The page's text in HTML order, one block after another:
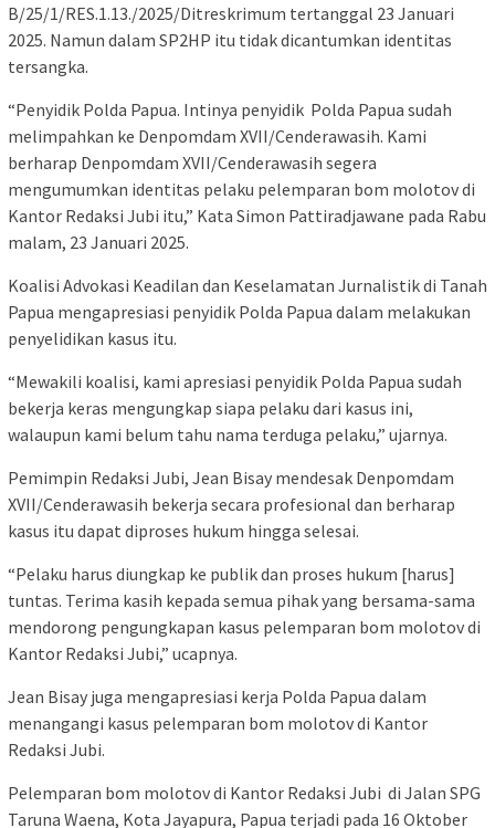
B/25/1/RES.1.13./2025/Ditreskrimum tertanggal 23 Januari
2025. Namun dalam SP2HP itu tidak dicantumkan identitas
tersangka.
“Penyidik Polda Papua. Intinya penyidik Polda Papua sudah
melimpahkan ke Denpomdam XVII/Cenderawasih. Kami
berharap Denpomdam XVII/Cenderawasih segera
mengumumkan identitas pelaku pelemparan bom molotov di
Kantor Redaksi Jubi itu,” Kata Simon Pattiradjawane pada Rabu
malam, 23 Januari 2025.
Koalisi Advokasi Keadilan dan Keselamatan Jurnalistik di Tanah
Papua mengapresiasi penyidik Polda Papua dalam melakukan
penyelidikan kasus itu.
“Mewakili koalisi, kami apresiasi penyidik Polda Papua sudah
bekerja keras mengungkap siapa pelaku dari kasus ini,
walaupun kami belum tahu nama terduga pelaku,” ujarnya.
Pemimpin Redaksi Jubi, Jean Bisay mendesak Denpomdam
XVII/Cenderawasih bekerja secara profesional dan berharap
kasus itu dapat diproses hukum hingga selesai.
“Pelaku harus diungkap ke publik dan proses hukum [harus]
tuntas. Terima kasih kepada semua pihak yang bersama-sama
mendorong pengungkapan kasus pelemparan bom molotov di
Kantor Redaksi Jubi,” ucapnya.
Jean Bisay juga mengapresiasi kerja Polda Papua dalam
menangangi kasus pelemparan bom molotov di Kantor
Redaksi Jubi.
Pelemparan bom molotov di Kantor Redaksi Jubi di Jalan SPG
Taruna Waena, Kota Jayapura, Papua terjadi pada 16 Oktober